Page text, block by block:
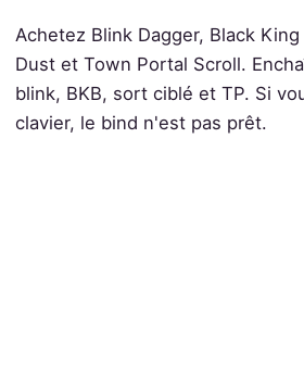
Achetez Blink Dagger, Black King
Dust et Town Portal Scroll.
blink, BKB, sort ciblé et TP. Si
clavier, le bind n'est pas prêt.